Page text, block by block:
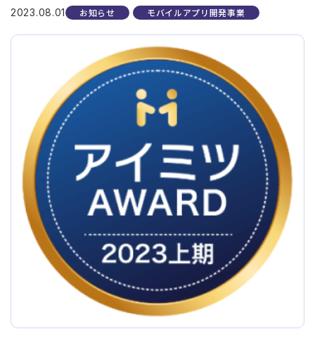
2023.08.01 お知らせ モバイルアプリ開発事業